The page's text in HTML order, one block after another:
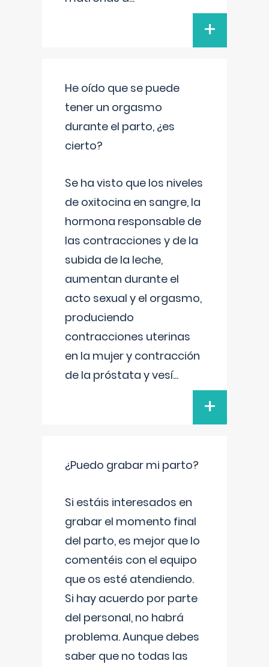
+
He oído que se puede
tener un orgasmo
durante el parto, ¿es
cierto?
Se ha visto que los niveles
de oxitocina en sangre, la
hormona responsable de
las contracciones y de la
subida de la leche,
aumentan durante el
acto sexual y el orgasmo,
produciendo
contracciones uterinas
en la mujer y contracción
de la próstata y vesí...
+
¿Puedo grabar mi parto?
Si estáis interesados en
grabar el momento final
del parto, es mejor que lo
comentéis con el equipo
que os esté atendiendo.
Si hay acuerdo por parte
del personal, no habrá
problema. Aunque debes
saber que no todas las